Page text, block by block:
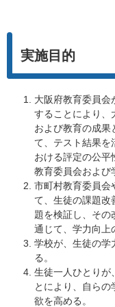
実施目的
大阪府教育委員会
することにより、
および教育の成果
て、テスト結果を
おける評定の公平
教育委員会および
市町村教育委員会
て、生徒の課題改
題を検証し、その
通じて、学力向上
学校が、生徒の学
る。
生徒一人ひとりが
とにより、自ら
欲を高める。